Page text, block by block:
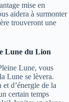
mise en
aidera à surmonter
trouveront une
Lune du Lion
Lune, vous
Lune se lèvera.
d’énergie de la
certain temps